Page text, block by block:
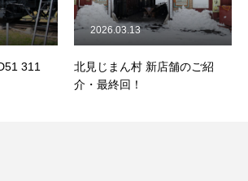
311
北見じまん村 新店舗のご紹
介・最終回！
2026.03.13